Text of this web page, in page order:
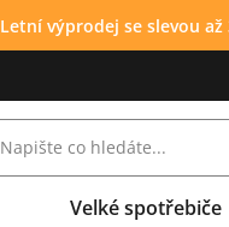
Letní výprodej se slevou až
Velké spotřebiče